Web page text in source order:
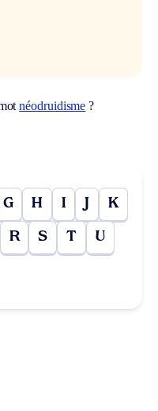
néodruidisme ?
G H I J K
R S T U